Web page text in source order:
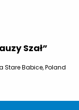
Szał”
Stare Babice, Poland